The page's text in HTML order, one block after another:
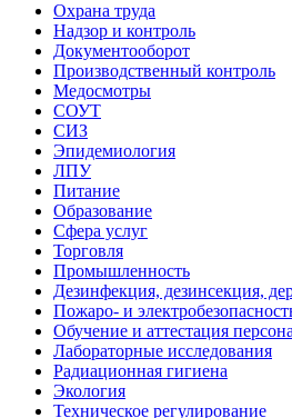
Охрана труда
Надзор и контроль
Документооборот
Производственный контроль
Медосмотры
СОУТ
СИЗ
Эпидемиология
ЛПУ
Питание
Образование
Сфера услуг
Торговля
Промышленность
Дезинфекция, дезинсекция,
Пожаро- и
Обучение и аттестация
Лабораторные исследования
Радиационная гигиена
Экология
Техническое регулирование